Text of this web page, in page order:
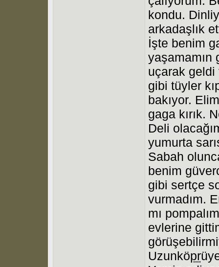
kondu.
arkadaşlık
İşte benim
yaşamamın
uçarak geldi
gibi tüyler
bakıyor.
gaga kırık.
Deli
yumurta
Sabah
benim
gibi sertçe
vurmadım.
mı
evlerine
Uzunköpr